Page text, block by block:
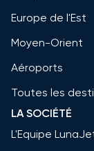
Europe de l'Est
Moyen-Orient
Aéroports
Toutes les
LA SOCIÉTÉ
L'Equipe